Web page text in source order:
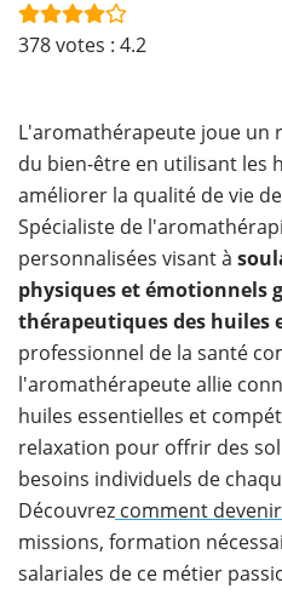
378votes : 4.2
L'aromathérapeute joue un
du bien-être en utilisant les
améliorer la qualité de vie
Spécialiste de
personnalisées visant à
physiques et émotionnels
thérapeutiques des huiles
professionnel de la santé
l'aromathérapeute allie
huiles essentielles et
relaxation pour offrir des
besoins individuels de
Découvrez comment devenir
missions, formation
salariales de ce métier